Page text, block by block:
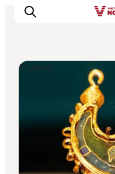
Byer og steder
Inspirasjon
Events
Overnatting
Planlegg ferien
Museer